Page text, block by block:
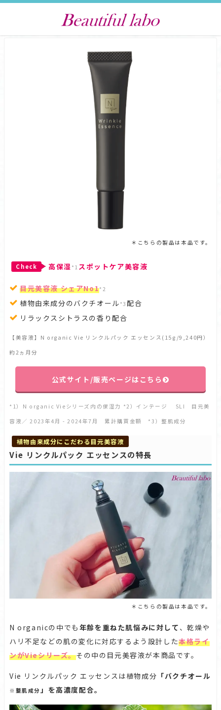
＊こちらの製品は本品です。
Check 高保湿 *1 スポットケア美容液
目元美容液 シェアNo1*2
植物由来成分のバクチオール *3 配合
リラックスシトラスの香り配合
【美容液】N organic Vie リンクルパック エッセンス(15g/9,240円）
約2ヵ月分
公式サイト/販売ページはこちら
*1）N organic Vieシリーズ内の保湿力 *2）インテージ SLI 目元美
容液／ 2023年4月 - 2024年7月 累計購買金額 *3）整肌成分
植物由来成分にこだわる目元美容液
Vie リンクルパック エッセンスの特長
＊こちらの製品は本品です。
N organicの中でも 年齢を重ねた肌悩みに対して 、乾燥や
ハリ不足などの肌の変化に対応するよう設計した本格ライ
ンがVieシリーズ。その中の目元美容液が本商品です。
Vie リンクルパック エッセンスは植物成分 「バクチオール
※整肌成分 」を高濃度配合。